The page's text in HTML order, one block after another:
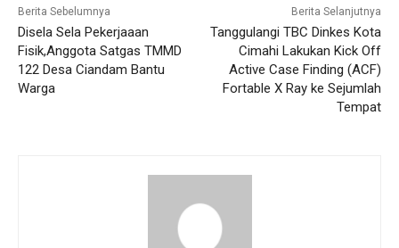
Berita Sebelumnya
Disela Sela Pekerjaaan
Fisik,Anggota Satgas TMMD
122 Desa Ciandam Bantu
Warga
Berita Selanjutnya
Tanggulangi TBC Dinkes Kota
Cimahi Lakukan Kick Off
Active Case Finding (ACF)
Fortable X Ray ke Sejumlah
Tempat